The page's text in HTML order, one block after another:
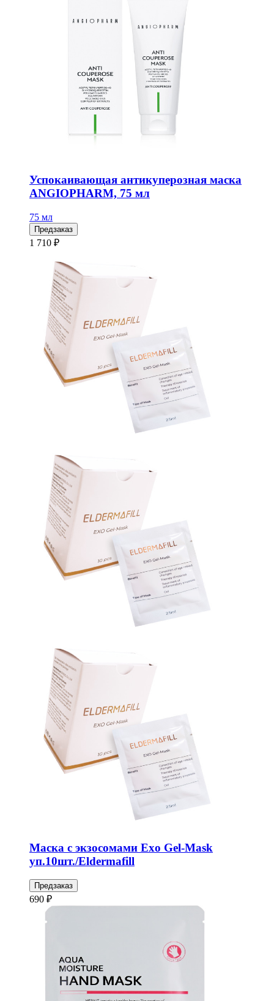
Успокаивающая антикуперозная маска
ANGIOPHARM, 75 мл
75 мл
Предзаказ
1 710 ₽
Маска с экзосомами Exo Gel-Mask
уп.10шт./Eldermafill
Предзаказ
690 ₽